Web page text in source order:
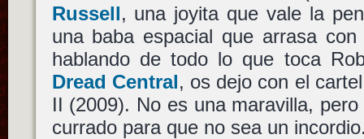
Russell, una joyita que vale la
una baba espacial que arrasa
hablando de todo lo que toca
Dread Central, os dejo con el
II (2009). No es una maravilla,
currado para que no sea un